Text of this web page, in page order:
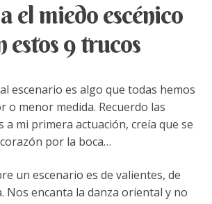
el miedo escénico
estos 9 trucos
escenario es algo que todas hemos
o menor medida. Recuerdo las
a mi primera actuación, creía que se
por la boca…
un escenario es de valientes, de
Nos encanta la danza oriental y no